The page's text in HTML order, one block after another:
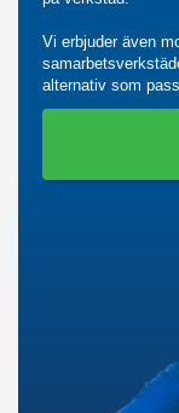
Vi erbjuder även
alternativ som